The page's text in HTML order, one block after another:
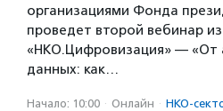
организациями Фонда
проведет второй вебинар
«НКО.Цифровизация» — «От
данных: как…
Начало: 10:00 · Онлайн · НКО-